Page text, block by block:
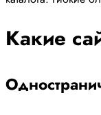
Какие